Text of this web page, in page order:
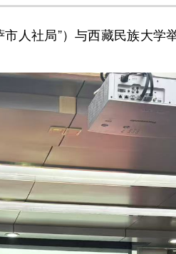
社局”）与西藏民族大学